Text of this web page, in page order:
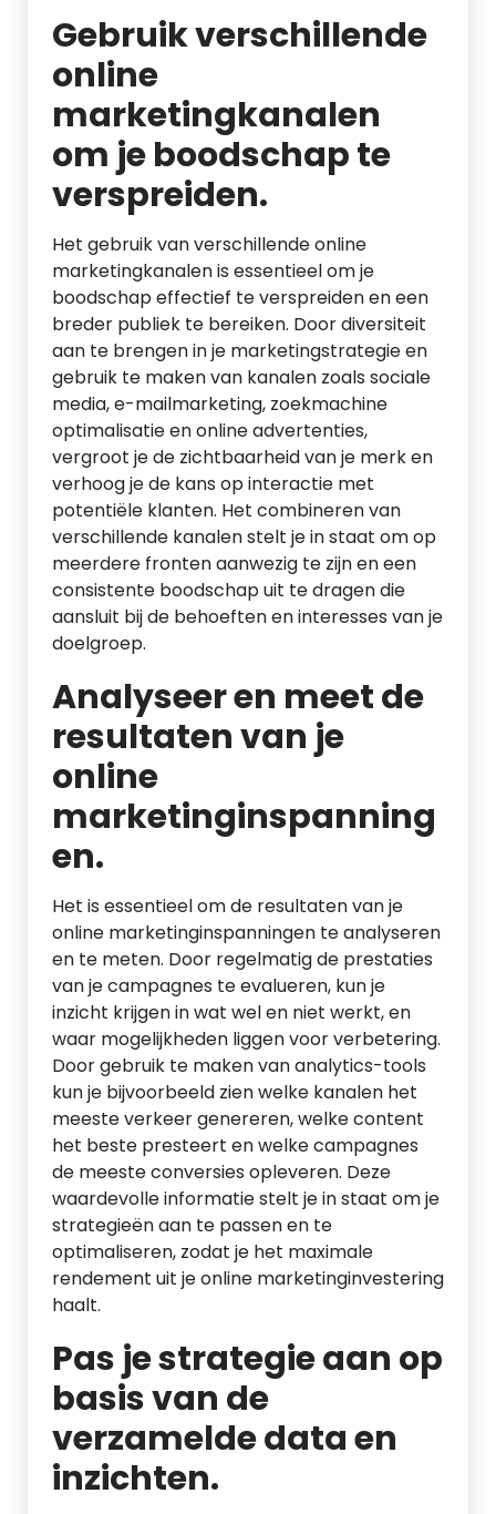
Gebruik verschillende
online
marketingkanalen
om je boodschap te
verspreiden.
Het gebruik van verschillende online
marketingkanalen is essentieel om je
boodschap effectief te verspreiden en een
breder publiek te bereiken. Door diversiteit
aan te brengen in je marketingstrategie en
gebruik te maken van kanalen zoals sociale
media, e-mailmarketing, zoekmachine
optimalisatie en online advertenties,
vergroot je de zichtbaarheid van je merk en
verhoog je de kans op interactie met
potentiële klanten. Het combineren van
verschillende kanalen stelt je in staat om op
meerdere fronten aanwezig te zijn en een
consistente boodschap uit te dragen die
aansluit bij de behoeften en interesses van je
doelgroep.
Analyseer en meet de
resultaten van je
online
marketinginspanning
en.
Het is essentieel om de resultaten van je
online marketinginspanningen te analyseren
en te meten. Door regelmatig de prestaties
van je campagnes te evalueren, kun je
inzicht krijgen in wat wel en niet werkt, en
waar mogelijkheden liggen voor verbetering.
Door gebruik te maken van analytics-tools
kun je bijvoorbeeld zien welke kanalen het
meeste verkeer genereren, welke content
het beste presteert en welke campagnes
de meeste conversies opleveren. Deze
waardevolle informatie stelt je in staat om je
strategieën aan te passen en te
optimaliseren, zodat je het maximale
rendement uit je online marketinginvestering
haalt.
Pas je strategie aan op
basis van de
verzamelde data en
inzichten.